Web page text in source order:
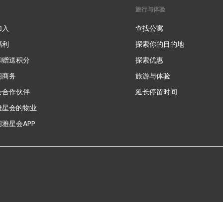
赠送积分
务
作伙伴
会的物业
星会APP
旅行与体验
查找公寓
探索你的目的地
探索优惠
旅游与体验
延长停留时间